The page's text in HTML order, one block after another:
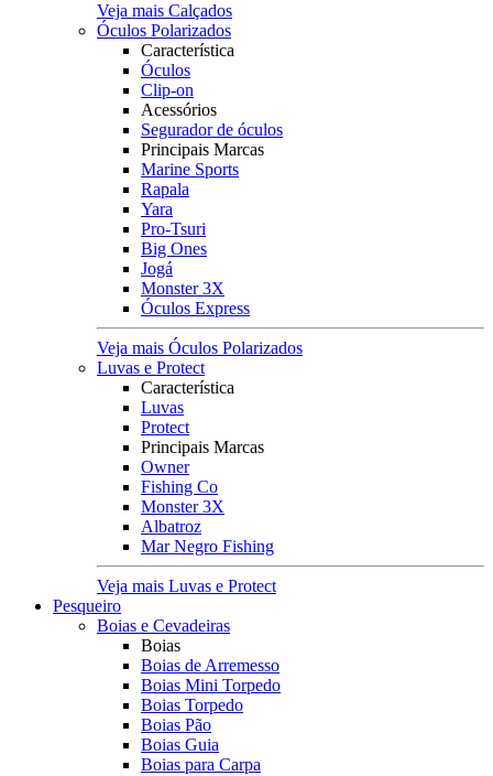
Veja mais Calçados
Óculos Polarizados
Característica
Óculos
Clip-on
Acessórios
Segurador de óculos
Principais Marcas
Marine Sports
Rapala
Yara
Pro-Tsuri
Big Ones
Jogá
Monster 3X
Óculos Express
Veja mais Óculos Polarizados
Luvas e Protect
Característica
Luvas
Protect
Principais Marcas
Owner
Fishing Co
Monster 3X
Albatroz
Mar Negro Fishing
Veja mais Luvas e Protect
Pesqueiro
Boias e Cevadeiras
Boias
Boias de Arremesso
Boias Mini Torpedo
Boias Torpedo
Boias Pão
Boias Guia
Boias para Carpa